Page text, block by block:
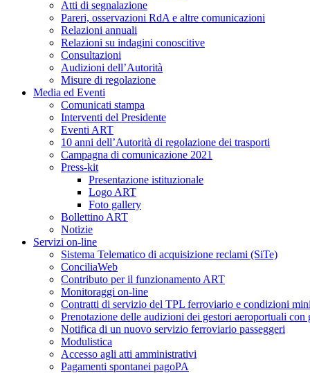
Atti di segnalazione
Pareri, osservazioni RdA e altre comunicazioni
Relazioni annuali
Relazioni su indagini conoscitive
Consultazioni
Audizioni dell’Autorità
Misure di regolazione
Media ed Eventi
Comunicati stampa
Interventi del Presidente
Eventi ART
10 anni dell’Autorità di regolazione dei trasporti
Campagna di comunicazione 2021
Press-kit
Presentazione istituzionale
Logo ART
Foto gallery
Bollettino ART
Notizie
Servizi on-line
Sistema Telematico di acquisizione reclami (SiTe)
ConciliaWeb
Contributo per il funzionamento ART
Monitoraggi on-line
Contratti di servizio del TPL ferroviario e condizioni
Prenotazione delle audizioni dei gestori aeroportuali con
Notifica di un nuovo servizio ferroviario passeggeri
Modulistica
Accesso agli atti amministrativi
Pagamenti spontanei pagoPA